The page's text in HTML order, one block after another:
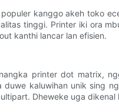
kanggo akeh toko
tinggi. Printer iki ora
kanthi lancar lan efisien.
printer dot matrix,
duwe kaluwihan unik sing
Dheweke uga